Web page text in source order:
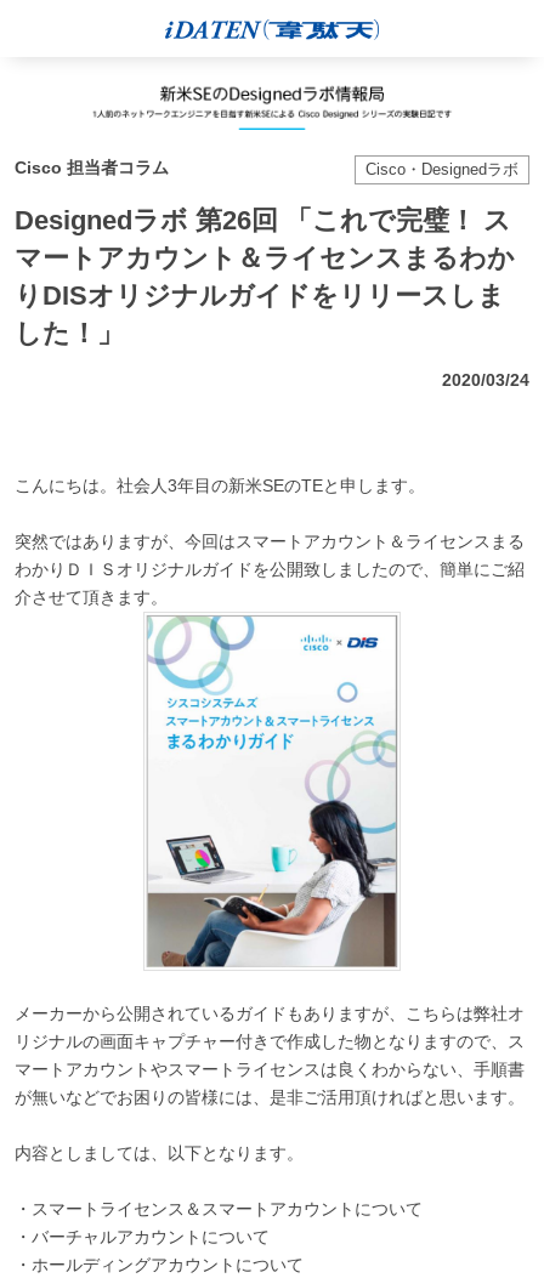
Cisco 担当者コラム Cisco・Designedラボ
Designedラボ 第26回 「これで完璧！ ス
マートアカウント＆ライセンスまるわか
りDISオリジナルガイドをリリースしま
した！」
2020/03/24
こんにちは。社会人3年目の新米SEのTEと申します。
突然ではありますが、今回はスマートアカウント＆ライセンスまる
わかりＤＩＳオリジナルガイドを公開致しましたので、簡単にご紹
介させて頂きます。
メーカーから公開されているガイドもありますが、こちらは弊社オ
リジナルの画面キャプチャー付きで作成した物となりますので、ス
マートアカウントやスマートライセンスは良くわからない、手順書
が無いなどでお困りの皆様には、是非ご活用頂ければと思います。
内容としましては、以下となります。
・スマートライセンス＆スマートアカウントについて
・バーチャルアカウントについて
・ホールディングアカウントについて